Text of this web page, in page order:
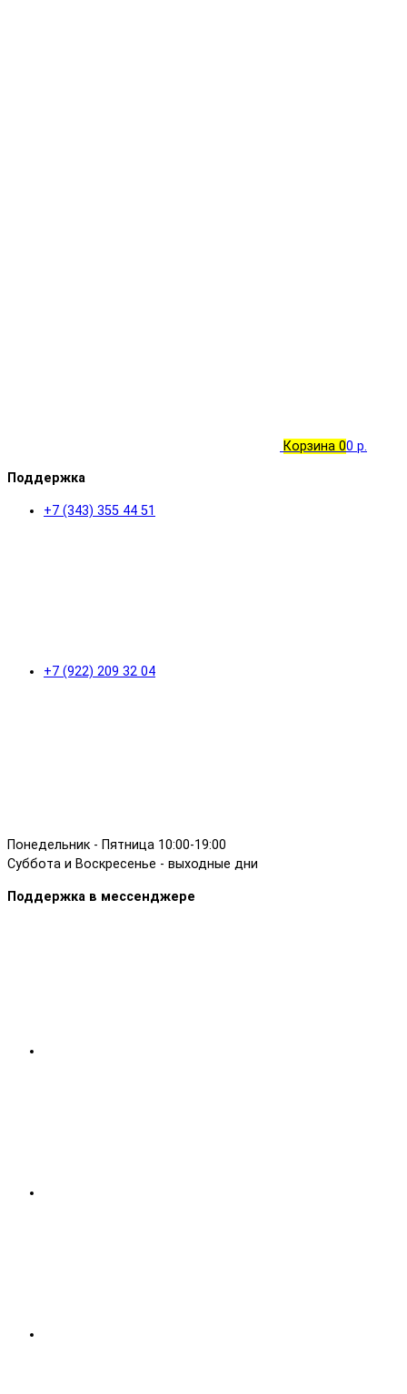
Корзина 00 р.
Поддержка
+7 (343) 355 44 51
+7 (922) 209 32 04
Понедельник - Пятница 10:00-19:00
Суббота и Воскресенье - выходные дни
Поддержка в мессенджере